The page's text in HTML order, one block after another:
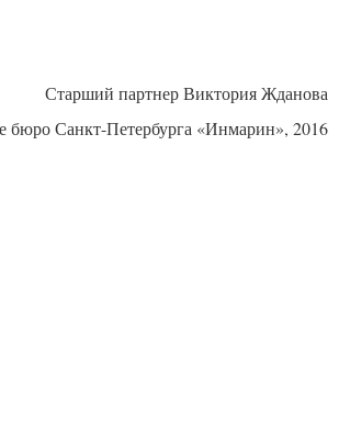
Старший партнер Виктория Жданова
бюро Санкт-Петербурга «Инмарин», 2016